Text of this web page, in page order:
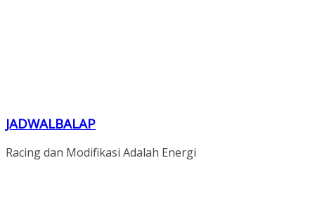
JADWALBALAP
Racing dan Modifikasi Adalah Energi